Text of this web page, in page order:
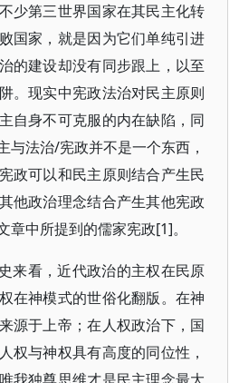
少第三世界国家在其民主化转
国家，就是因为它们单纯引进
的建设却没有同步跟上，以至
。现实中宪政法治对民主原则
自身不可克服的内在缺陷，同
与法治/宪政并不是一个东西，
政可以和民主原则结合产生民
他政治理念结合产生其他宪政
章中所提到的儒家宪政[1]。
来看，近代政治的主权在民原
在神模式的世俗化翻版。在神
源于上帝；在人权政治下，国
权与神权具有高度的同位性，